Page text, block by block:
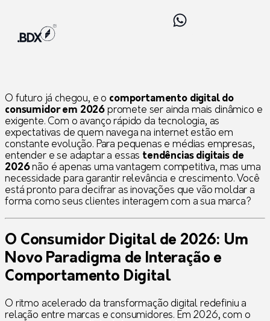
O futuro já chegou, e o comportamento digital do
consumidor em 2026 promete ser ainda mais dinâmico e
exigente. Com o avanço rápido da tecnologia, as
expectativas de quem navega na internet estão em
constante evolução. Para pequenas e médias empresas,
entender e se adaptar a essas tendências digitais de
2026não é apenas uma vantagem competitiva, mas uma
necessidade para garantir relevância e crescimento. Você
está pronto para decifrar as inovações que vão moldar a
forma como seus clientes interagem com a sua marca?
O Consumidor Digital de 2026: Um
Novo Paradigma de Interação e
Comportamento Digital
O ritmo acelerado da transformação digital redefiniu a
relação entre marcas e consumidores. Em 2026, com o